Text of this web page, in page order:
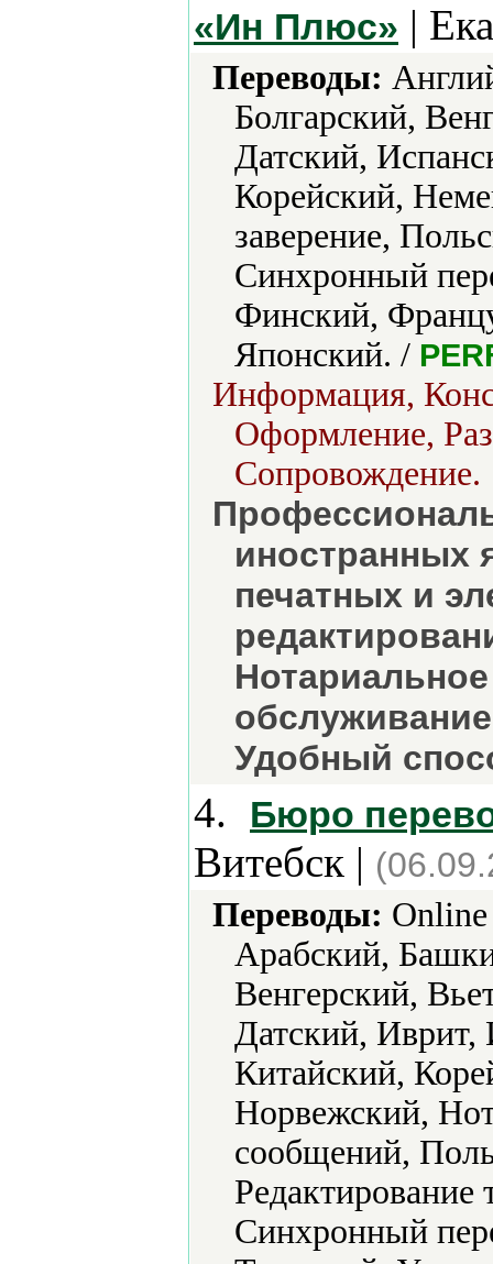
«Ин Плюс» |
Переводы:
Болгарский,
Датский,
Корейский,
заверение,
Синхронный
Финский,
Японский. /
Информация,
Оформление,
Сопровождение.
иностранных
печатных и
Удобный
4. Бюро
Витебск |
Переводы:
Арабский,
Венгерский,
Датский, Иврит,
Китайский,
Норвежский,
сообщений,
Редактирование
Синхронный